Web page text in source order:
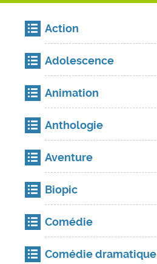
Action
Adolescence
Animation
Anthologie
Aventure
Biopic
Comédie
Comédie dramatique